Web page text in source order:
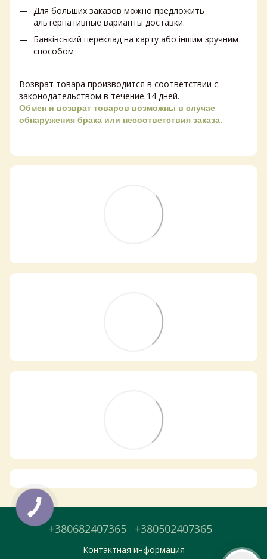
Для больших заказов можно предложить
альтернативные варианты доставки.
Банківський переклад на карту або іншим зручним
способом
Возврат товара производится в соответствии с
законодательством в течение 14 дней.
Обмен и возврат товаров возможны в случае
обнаружения брака или несоответствия заказа.
+380682407365 +380502407365
Контактная информация
Тепер онлайн-замовлення можна
доставити у вибраний
магазин і забрати у зручний час 💚
Перейти до оформлення
День доставки обираєте під час оформлення.